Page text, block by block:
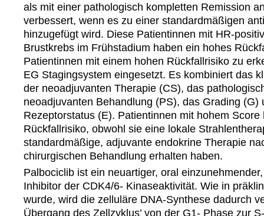
als mit einer pathologisch kompletten Remission
verbessert, wenn es zu einer standardmäßigen
hinzugefügt wird. Diese Patientinnen mit HR-
Brustkrebs im Frühstadium haben ein hohes
Patientinnen mit einem hohen Rückfallrisiko zu
EG Stagingsystem eingesetzt. Es kombiniert das
der neoadjuvanten Therapie (CS), das
neoadjuvanten Behandlung (PS), das Grading (G)
Rezeptorstatus (E). Patientinnen mit hohem Score
Rückfallrisiko, obwohl sie eine lokale
standardmäßige, adjuvante endokrine Therapie
chirurgischen Behandlung erhalten haben.
Palbociclib ist ein neuartiger, oral
Inhibitor der CDK4/6- Kinaseaktivität. Wie in
wurde, wird die zelluläre DNA-Synthese dadurch
Übergang des Zellzyklus’ von der G1- Phase zur